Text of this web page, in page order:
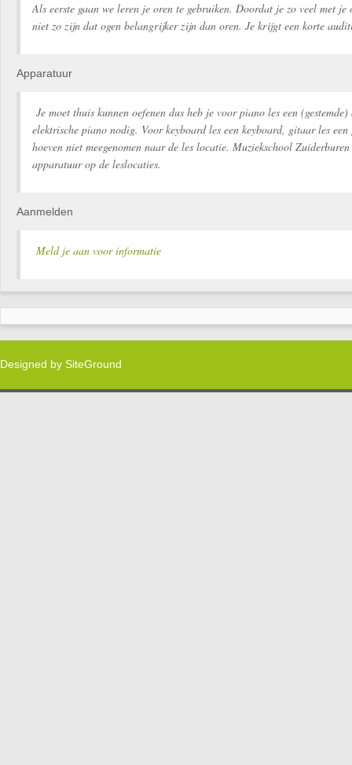
Als eerste gaan we leren je oren te gebruiken. Doordat je zo veel met je
niet zo zijn dat ogen belangrijker zijn dan oren. Je krijgt een korte
Apparatuur
Je moet thuis kunnen oefenen dus heb je voor piano les een (gestemde)
elektrische piano nodig. Voor keyboard les een keyboard, gitaar les
hoeven niet meegenomen naar de les locatie. Muziekschool
apparatuur op de leslocaties.
Aanmelden
Meld je aan voor informatie
Designed by SiteGround